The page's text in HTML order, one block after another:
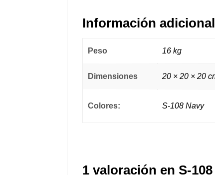
Información adicional
Peso 16 kg
Dimensiones 20 × 20 × 20
Colores: S-108 Navy
1 valoración en S-